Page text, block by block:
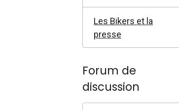
Les Bikers et la
presse
Forum de
discussion